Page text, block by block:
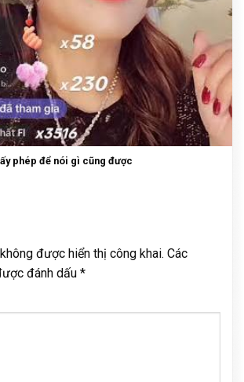
phép để nói gì cũng được
được hiển thị công khai. Các
đánh dấu *